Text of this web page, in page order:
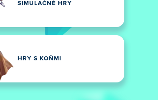
SIMULAČNÉ HRY
HRY S KOŇMI